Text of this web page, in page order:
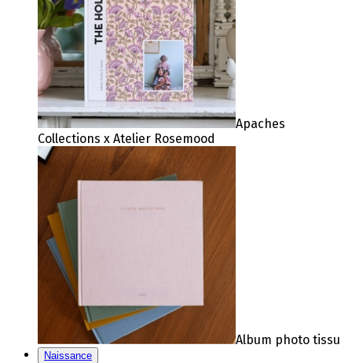
Apaches
Collections x Atelier Rosemood
Album photo tissu
Naissance